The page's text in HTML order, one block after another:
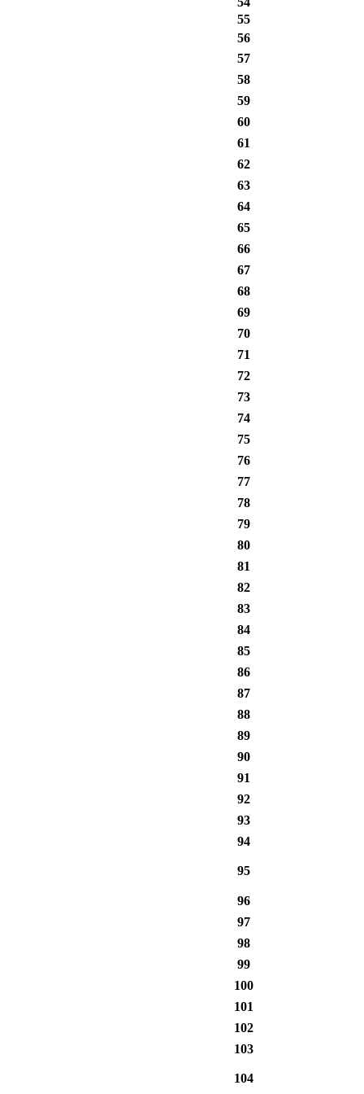
55
56
57
58
59
60
61
62
63
64
65
66
67
68
69
70
71
72
73
74
75
76
77
78
79
80
81
82
83
84
85
86
87
88
89
90
91
92
93
94
95
96
97
98
99
100
101
102
103
104